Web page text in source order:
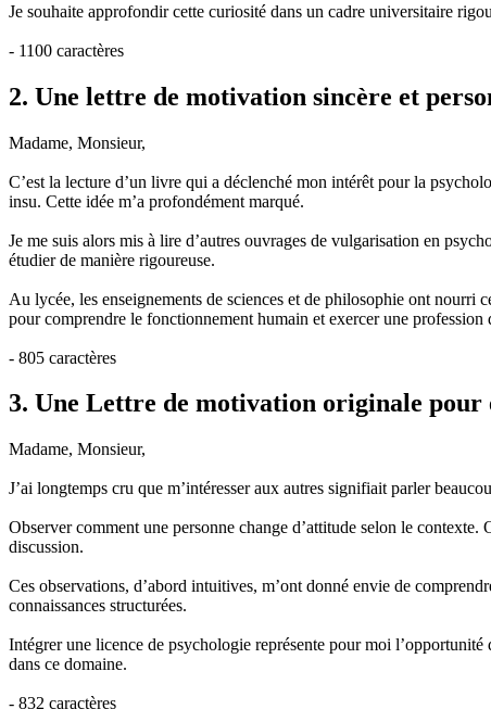
Je souhaite approfondir cette curiosité dans un cadre universitaire
- 1100 caractères
2. Une lettre de motivation sincère et
Madame, Monsieur,
C’est la lecture d’un livre qui a déclenché mon intérêt pour la
insu. Cette idée m’a profondément marqué.
Je me suis alors mis à lire d’autres ouvrages de vulgarisation en
étudier de manière rigoureuse.
Au lycée, les enseignements de sciences et de philosophie ont nourri
pour comprendre le fonctionnement humain et exercer une profession
- 805 caractères
3. Une Lettre de motivation originale pour
Madame, Monsieur,
J’ai longtemps cru que m’intéresser aux autres signifiait parler
Observer comment une personne change d’attitude selon le
discussion.
Ces observations, d’abord intuitives, m’ont donné envie de
connaissances structurées.
Intégrer une licence de psychologie représente pour moi
dans ce domaine.
- 832 caractères